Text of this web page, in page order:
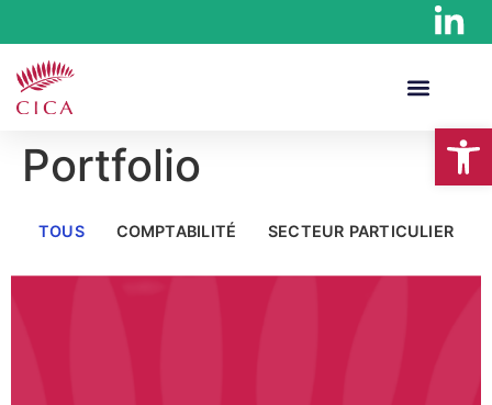
Portfolio
TOUS COMPTABILITÉ SECTEUR PARTICULIER